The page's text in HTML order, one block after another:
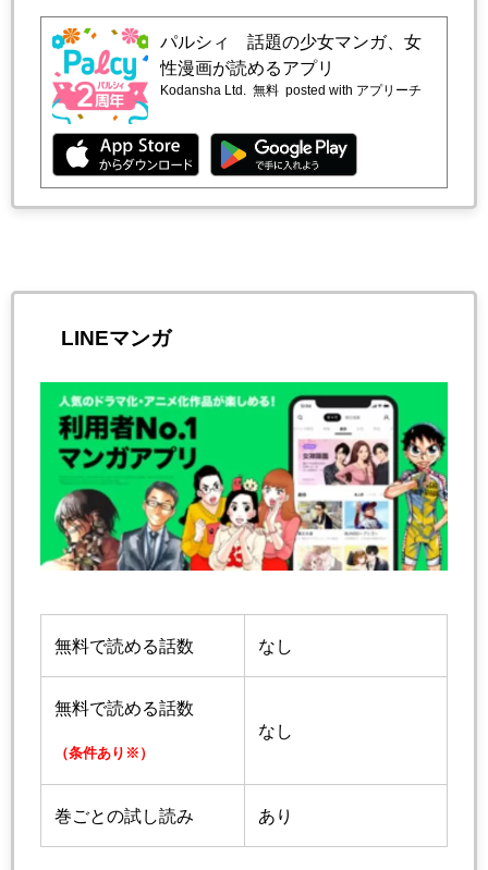
パルシィ 話題の少女マンガ、女
性漫画が読めるアプリ
Kodansha Ltd. 無料 posted with アプリーチ
LINEマンガ
無料で読める話数 なし
無料で読める話数
（条件あり※）
なし
巻ごとの試し読み あり